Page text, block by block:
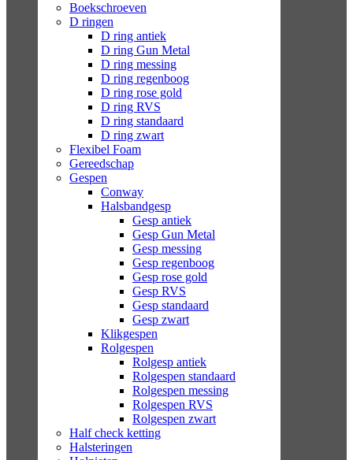
Boekschroeven
D ringen
D ring antiek
D ring Gun Metal
D ring messing
D ring regenboog
D ring rose gold
D ring RVS
D ring standaard
D ring zwart
Flexibel Foam
Gereedschap
Gespen
Conway
Halsbandgesp
Gesp antiek
Gesp Gun Metal
Gesp messing
Gesp regenboog
Gesp rose gold
Gesp RVS
Gesp standaard
Gesp zwart
Klikgespen
Rolgespen
Rolgesp antiek
Rolgespen standaard
Rolgespen messing
Rolgespen RVS
Rolgespen zwart
Half check ketting
Halsteringen